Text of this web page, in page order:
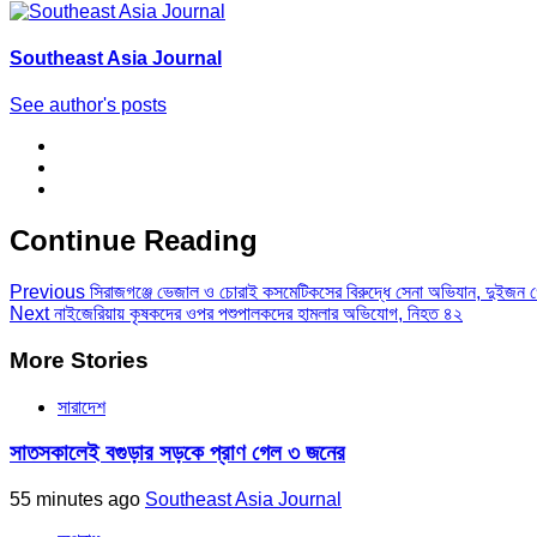
Southeast Asia Journal
See author's posts
Continue Reading
Previous সিরাজগঞ্জে ভেজাল ও চোরাই কসমেটিকসের বিরুদ্ধে সেনা অভিযান, দুইজন
Nextনাইজেরিয়ায় কৃষকদের ওপর পশুপালকদের হামলার অভিযোগ, নিহত ৪২
More Stories
সারাদেশ
সাতসকালেই বগুড়ার সড়কে প্রাণ গেল ৩ জনের
55 minutes ago Southeast Asia Journal